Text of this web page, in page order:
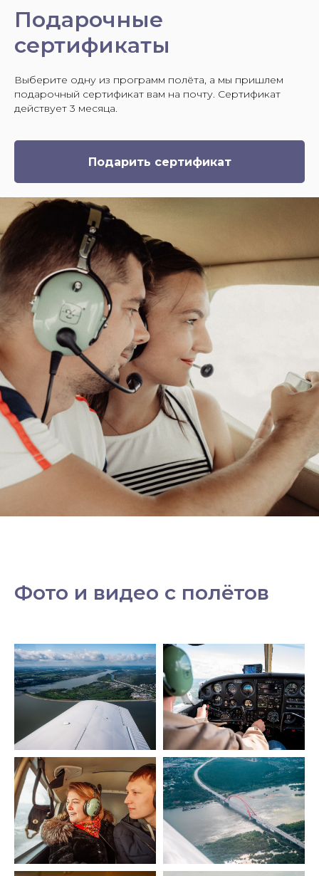
Подарочные
сертификаты
Выберите одну из программ полёта, а мы пришлем
подарочный сертификат вам на почту. Сертификат
действует 3 месяца.
Подарить сертификат
Фото и видео с полётов